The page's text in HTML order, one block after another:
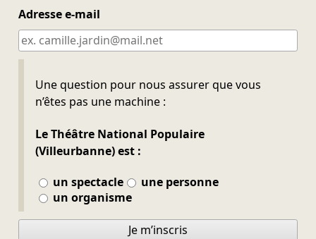
Adresse e-mail
Une question pour nous assurer que vous
n’êtes pas une machine :
Le Théâtre National Populaire
(Villeurbanne) est :
un spectacle
une personne
un organisme
Ne pas remplir
Je m’inscris